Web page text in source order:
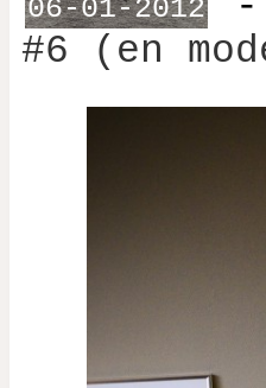
06-01-2012
#6 (en